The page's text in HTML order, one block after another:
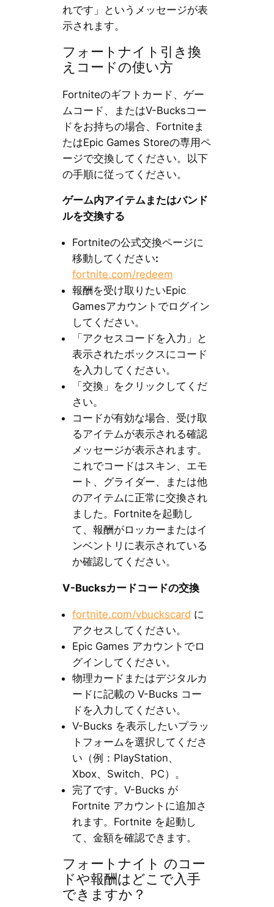
れです」というメッセージが表
示されます。
フォートナイト引き換
えコードの使い方
Fortniteのギフトカード、ゲー
ムコード、またはV-Bucksコー
ドをお持ちの場合、Fortniteま
たはEpic Games Storeの専用ペ
ージで交換してください。以下
の手順に従ってください。
ゲーム内アイテムまたはバンド
ルを交換する
Fortniteの公式交換ページに
移動してください:
fortnite.com/redeem
報酬を受け取りたいEpic
Gamesアカウントでログイン
してください。
「アクセスコードを入力」と
表示されたボックスにコード
を入力してください。
「交換」をクリックしてくだ
さい。
コードが有効な場合、受け取
るアイテムが表示される確認
メッセージが表示されます。
これでコードはスキン、エモ
ート、グライダー、または他
のアイテムに正常に交換され
ました。Fortniteを起動し
て、報酬がロッカーまたはイ
ンベントリに表示されている
か確認してください。
V-Bucksカードコードの交換
fortnite.com/vbuckscard に
アクセスしてください。
Epic Games アカウントでロ
グインしてください。
物理カードまたはデジタルカ
ードに記載の V-Bucks コー
ドを入力してください。
V-Bucks を表示したいプラッ
トフォームを選択してくださ
い（例：PlayStation、
Xbox、Switch、PC）。
完了です。V-Bucks が
Fortnite アカウントに追加さ
れます。Fortnite を起動し
て、金額を確認できます。
フォートナイト のコー
ドや報酬はどこで入手
できますか？